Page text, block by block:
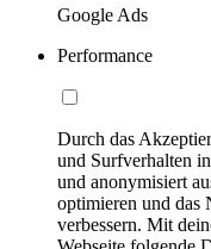
Google Ads
Performance
Durch das
und Surfverhalten
und anonymisiert
optimieren und das
verbessern. Mit